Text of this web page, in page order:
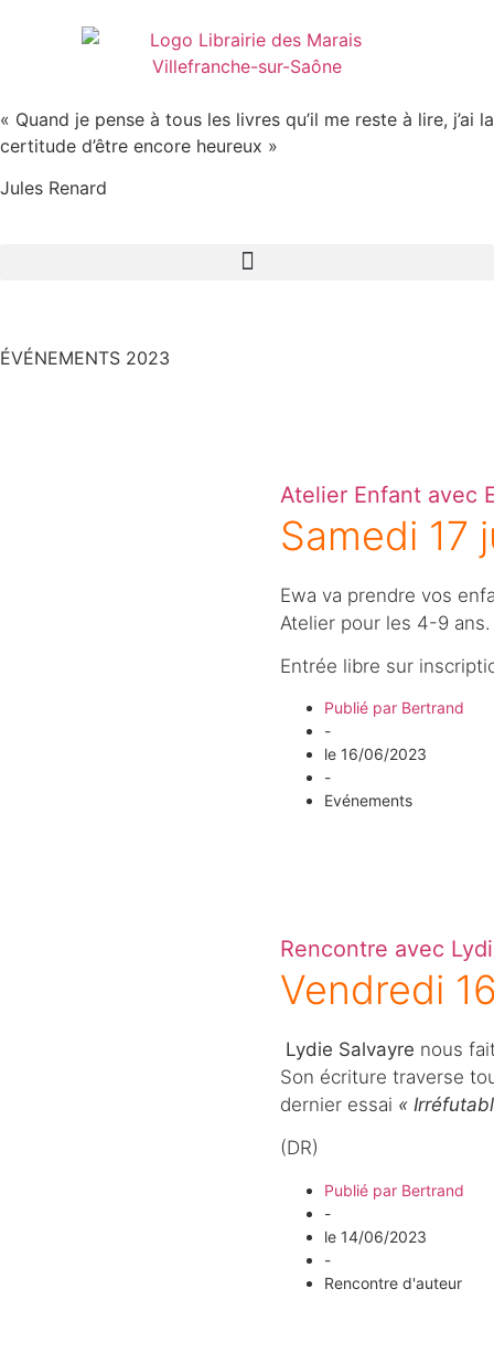
« Quand je pense à tous les livres qu’il me reste à lire, j’ai la
certitude d’être encore heureux »
Jules Renard
ÉVÉNEMENTS 2023
Atelier Enfant avec
Samedi 17
Ewa va prendre vos
Atelier pour les 4-9 ans.
Entrée libre sur
Publié parBertrand
-
le 16/06/2023
-
Evénements
Rencontre avec
Vendredi
Lydie Salvayre nous
Son écriture traverse
dernier essai «
(DR)
Publié parBertrand
-
le 14/06/2023
-
Rencontre d'auteur